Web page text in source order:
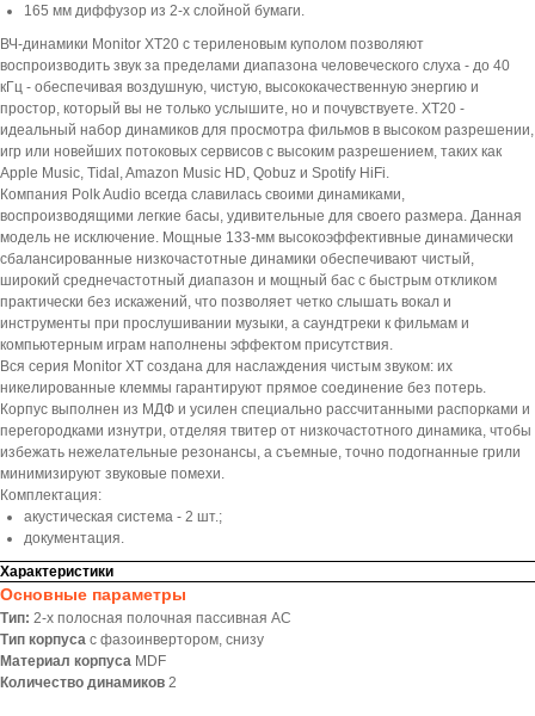
165 мм диффузор из 2-х слойной бумаги.
ВЧ-динамики Monitor XT20 с териленовым куполом позволяют
воспроизводить звук за пределами диапазона человеческого слуха - до 40
кГц - обеспечивая воздушную, чистую, высококачественную энергию и
простор, который вы не только услышите, но и почувствуете. XT20 -
идеальный набор динамиков для просмотра фильмов в высоком разрешении,
игр или новейших потоковых сервисов с высоким разрешением, таких как
Apple Music, Tidal, Amazon Music HD, Qobuz и Spotify HiFi.
Компания Polk Audio всегда славилась своими динамиками,
воспроизводящими легкие басы, удивительные для своего размера. Данная
модель не исключение. Мощные 133-мм высокоэффективные динамически
сбалансированные низкочастотные динамики обеспечивают чистый,
широкий среднечастотный диапазон и мощный бас с быстрым откликом
практически без искажений, что позволяет четко слышать вокал и
инструменты при прослушивании музыки, а саундтреки к фильмам и
компьютерным играм наполнены эффектом присутствия.
Вся серия Monitor XT создана для наслаждения чистым звуком: их
никелированные клеммы гарантируют прямое соединение без потерь.
Корпус выполнен из МДФ и усилен специально рассчитанными распорками и
перегородками изнутри, отделяя твитер от низкочастотного динамика, чтобы
избежать нежелательные резонансы, а съемные, точно подогнанные грили
минимизируют звуковые помехи.
Комплектация:
акустическая система - 2 шт.;
документация.
Характеристики
Основные параметры
Тип: 2-х полосная полочная пассивная АС
Тип корпуса с фазоинвертором, снизу
Материал корпуса MDF
Количество динамиков 2